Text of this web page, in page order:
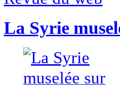
La Syrie